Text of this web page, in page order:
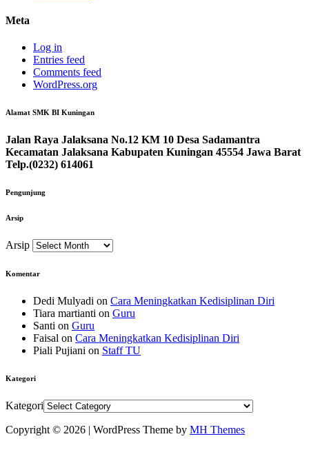
Meta
Log in
Entries feed
Comments feed
WordPress.org
Alamat SMK BI Kuningan
Jalan Raya Jalaksana No.12 KM 10 Desa Sadamantra
Kecamatan Jalaksana Kabupaten Kuningan 45554 Jawa Barat
Telp.(0232) 614061
Pengunjung
Arsip
Arsip
Komentar
Dedi Mulyadi on Cara Meningkatkan Kedisiplinan Diri
Tiara martianti on Guru
Santi on Guru
Faisal on Cara Meningkatkan Kedisiplinan Diri
Piali Pujiani on Staff TU
Kategori
Kategori
Copyright © 2026 | WordPress Theme by MH Themes